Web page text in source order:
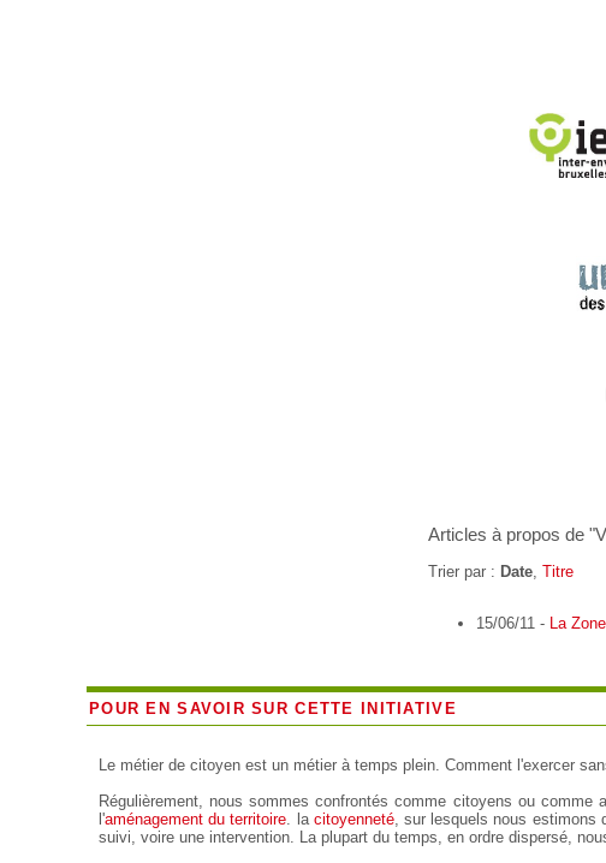
Articles à propos de
Trier par : Date, Titre
15/06/11 - La
POUR EN SAVOIR SUR CETTE INITIATIVE
Le métier de citoyen est un métier à temps plein. Comment l'exercer
Régulièrement, nous sommes confrontés comme citoyens ou
l'aménagement du territoire. la citoyenneté, sur lesquels nous estimons
suivi, voire une intervention. La plupart du temps, en ordre dispersé,